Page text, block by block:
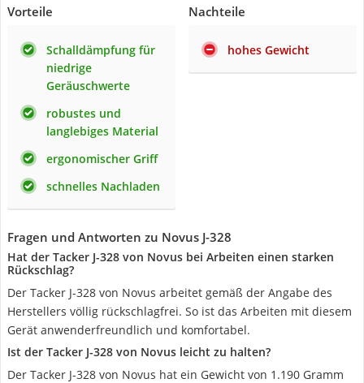
Vorteile
Schalldämpfung für
niedrige
Geräuschwerte
robustes und
langlebiges Material
ergonomischer Griff
schnelles Nachladen
Nachteile
hohes Gewicht
Fragen und Antworten zu Novus J-328
Hat der Tacker J-328 von Novus bei Arbeiten einen starken
Rückschlag?
Der Tacker J-328 von Novus arbeitet gemäß der Angabe des
Herstellers völlig rückschlagfrei. So ist das Arbeiten mit diesem
Gerät anwenderfreundlich und komfortabel.
Ist der Tacker J-328 von Novus leicht zu halten?
Der Tacker J-328 von Novus hat ein Gewicht von 1.190 Gramm